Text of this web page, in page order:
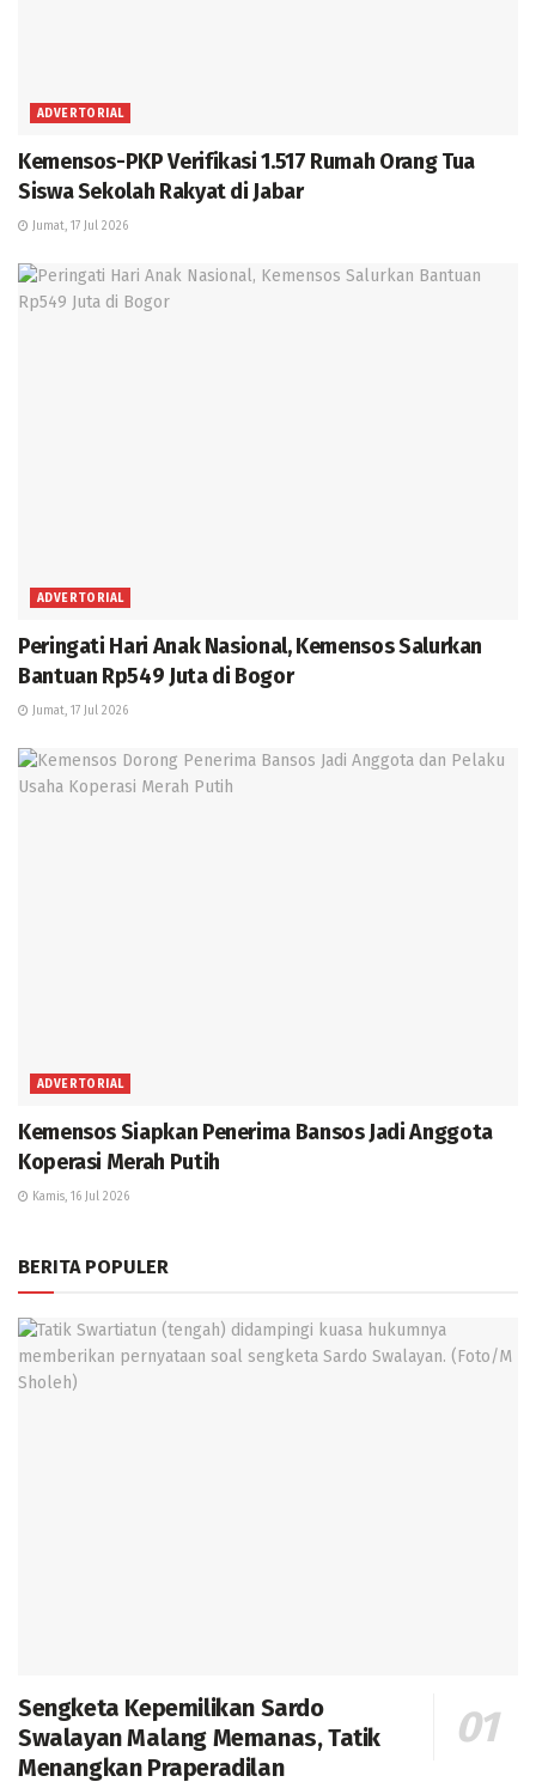
ADVERTORIAL
Kemensos-PKP Verifikasi 1.517 Rumah Orang Tua
Siswa Sekolah Rakyat di Jabar
Jumat, 17 Jul 2026
ADVERTORIAL
Peringati Hari Anak Nasional, Kemensos Salurkan
Bantuan Rp549 Juta di Bogor
Jumat, 17 Jul 2026
ADVERTORIAL
Kemensos Siapkan Penerima Bansos Jadi Anggota
Koperasi Merah Putih
Kamis, 16 Jul 2026
BERITA POPULER
Sengketa Kepemilikan Sardo
Swalayan Malang Memanas, Tatik
Menangkan Praperadilan